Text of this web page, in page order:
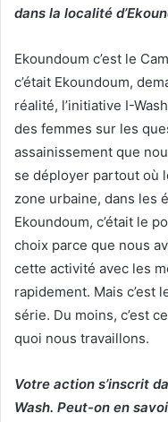
dans la localité
Ekoundoum c’est le
c’était Ekoundoum,
réalité, l’initiative I-
des femmes sur les
assainissement que
se déployer partout où
zone urbaine, dans les
Ekoundoum, c’était le
choix parce que nous
cette activité avec les
rapidement. Mais c’est
série. Du moins, c’est
quoi nous travaillons.
Votre action s’inscrit
Wash. Peut-on en